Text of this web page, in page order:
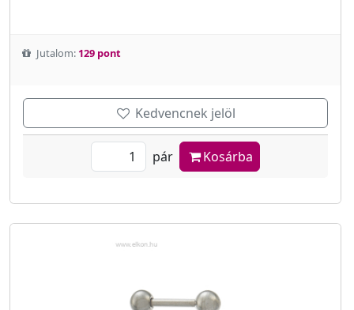
Jutalom: 129 pont
Kedvencnek jelöl
pár Kosárba